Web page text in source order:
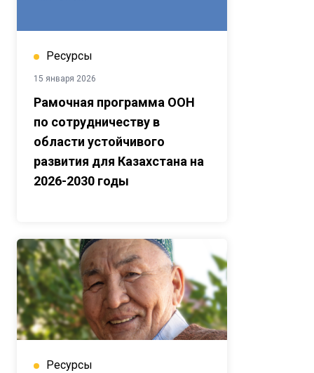
Ресурсы
15 января 2026
Рамочная программа ООН
по сотрудничеству в
области устойчивого
развития для Казахстана на
2026-2030 годы
Ресурсы